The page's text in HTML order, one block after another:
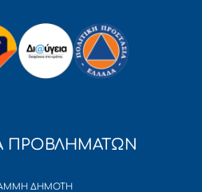
ΠΡΟΒΛΗΜΑΤΩΝ
ΔΗΜΟΤΗ